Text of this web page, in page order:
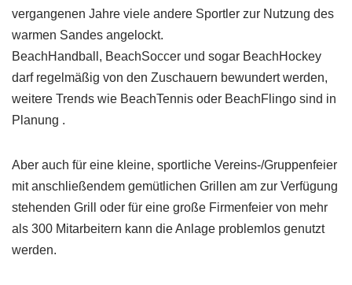
vergangenen Jahre viele andere Sportler zur Nutzung des
warmen Sandes angelockt.
BeachHandball, BeachSoccer und sogar BeachHockey
darf regelmäßig von den Zuschauern bewundert werden,
weitere Trends wie BeachTennis oder BeachFlingo sind in
Planung .
Aber auch für eine kleine, sportliche Vereins-/Gruppenfeier
mit anschließendem gemütlichen Grillen am zur Verfügung
stehenden Grill oder für eine große Firmenfeier von mehr
als 300 Mitarbeitern kann die Anlage problemlos genutzt
werden.